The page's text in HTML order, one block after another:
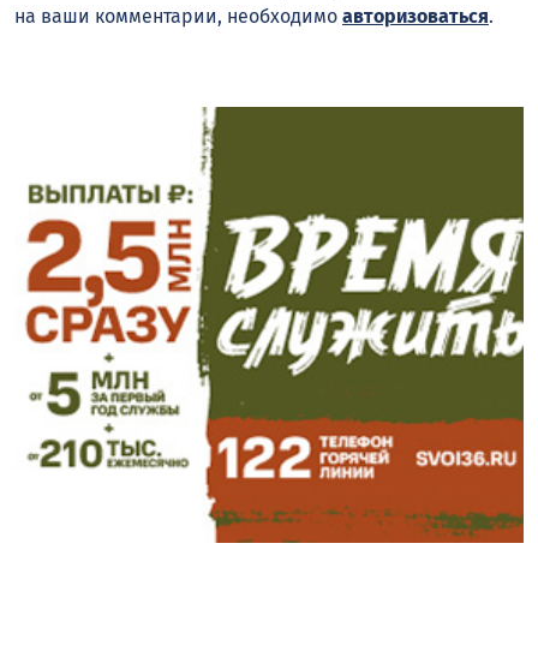
на ваши комментарии, необходимо авторизоваться.